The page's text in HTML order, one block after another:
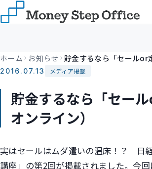
ホーム お知らせ
2016.07.13 メディア掲載
貯金するなら「セー
オンライン）
実はセールはムダ遣いの温床！？ 日
講座」の第2回が掲載されました。今